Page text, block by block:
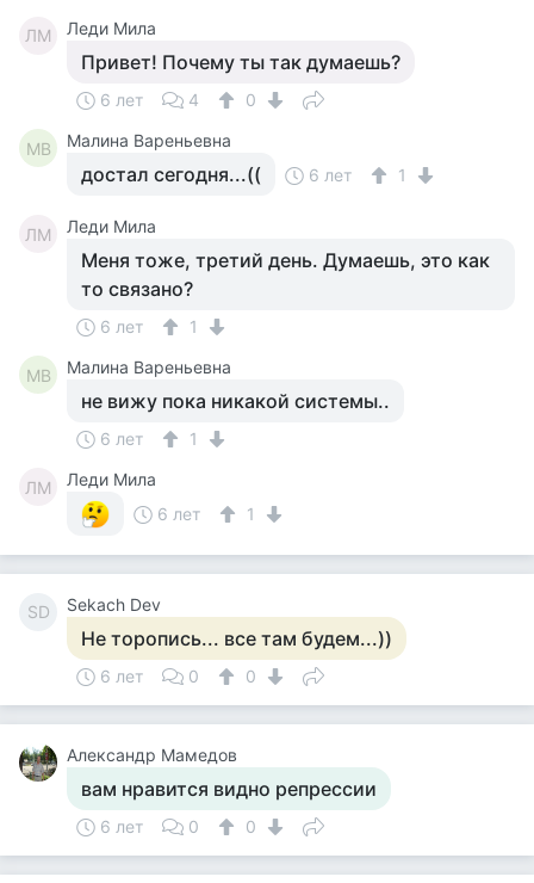
ЛМ Леди Мила
Привет! Почему ты так думаешь?
6 лет 4 0
МВ Малина Вареньевна
достал сегодня...(( 6 лет 1
ЛМ Леди Мила
Меня тоже, третий день. Думаешь, это как
то связано?
6 лет 1
МВ Малина Вареньевна
не вижу пока никакой системы..
6 лет 1
ЛМ
Леди Мила
6 лет
1
SD Sekach Dev
Не торопись... все там будем...))
6 лет 0 0
Александр Мамедов
вам нравится видно репрессии
6 лет 0 0